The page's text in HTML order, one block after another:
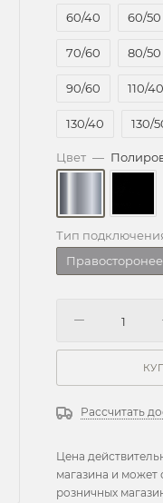
60/40
60/50
70/60 80/50
90/60 110/40
130/40 130/
Цвет —
Тип
Правосторонее
Рассчитать
Цена
магазина и может
розничных